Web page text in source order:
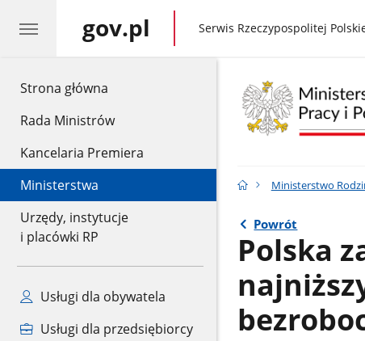
Strona główna
Rada Ministrów
Kancelaria Premiera
Ministerstwa
Urzędy, instytucje
i placówki RP
Usługi dla obywatela
Usługi dla przedsiębiorcy
gov.pl gov.pl
Serwis Rzeczypospolitej
Ministerstwo
Powrót
Polska